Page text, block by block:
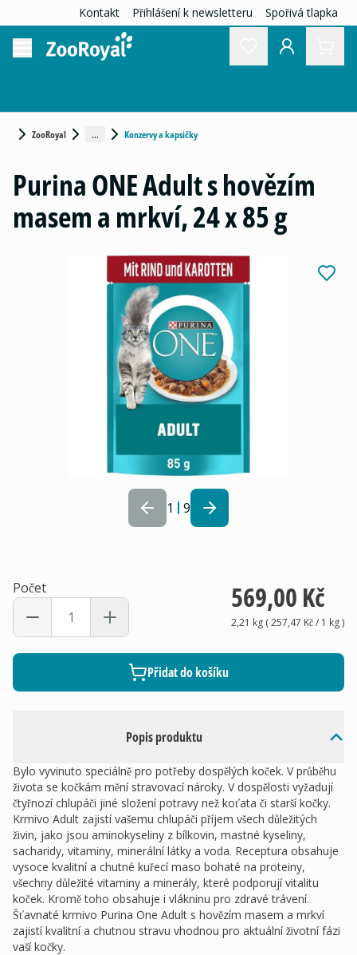
Kontakt Přihlášení k newsletteru Spořivá tlapka
ZooRoyal ... Konzervy a kapsičky
1 9
Popis produktu
Bylo vyvinuto speciálně pro potřeby dospělých koček. V průběhu
života se kočkám mění stravovací nároky. V dospělosti vyžadují
čtyřnozí chlupáči jiné složení potravy než koťata či starší kočky.
Krmivo Adult zajistí vašemu chlupáči příjem všech důležitých
živin, jako jsou aminokyseliny z bílkovin, mastné kyseliny,
sacharidy, vitaminy, minerální látky a voda. Receptura obsahuje
vysoce kvalitní a chutné kuřecí maso bohaté na proteiny,
všechny důležité vitaminy a minerály, které podporují vitalitu
koček. Kromě toho obsahuje i vlákninu pro zdravé trávení.
Šťavnaté krmivo Purina One Adult s hovězím masem a mrkví
zajistí kvalitní a chutnou stravu vhodnou pro aktuální životní fázi
vaší kočky.
Purina ONE Adult s hovězím
masem a mrkví, 24 x 85 g
Počet 569,00 Kč
2,21 kg(257,47 Kč/ 1 kg)
Přidat do košíku